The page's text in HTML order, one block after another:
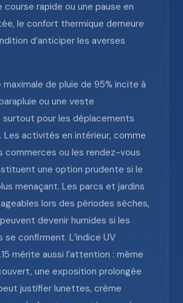
course rapide ou une pause en
le confort thermique demeure
d’anticiper les averses
de pluie de 95% incite à
ou une veste
surtout pour les déplacements
Les activités en intérieur, comme
commerces ou les rendez-vous
une option prudente si le
menaçant. Les parcs et jardins
lors des périodes sèches,
devenir humides si les
confirment. L’indice UV
mérite aussi l’attention : même
une exposition prolongée
justifier lunettes, crème